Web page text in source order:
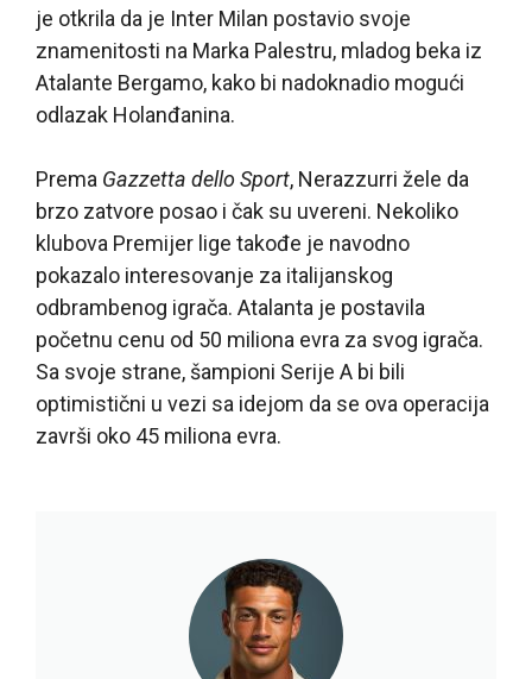
je otkrila da je Inter Milan postavio svoje
znamenitosti na Marka Palestru, mladog beka iz
Atalante Bergamo, kako bi nadoknadio mogući
odlazak Holanđanina.
Prema Gazzetta dello Sport, Nerazzurri žele da
brzo zatvore posao i čak su uvereni. Nekoliko
klubova Premijer lige takođe je navodno
pokazalo interesovanje za italijanskog
odbrambenog igrača. Atalanta je postavila
početnu cenu od 50 miliona evra za svog igrača.
Sa svoje strane, šampioni Serije A bi bili
optimistični u vezi sa idejom da se ova operacija
završi oko 45 miliona evra.